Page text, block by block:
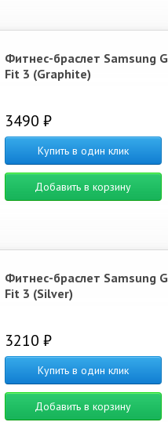
Фитнес-браслет Samsung
Fit 3 (Graphite)
3490 ₽
Купить в один клик
Добавить в корзину
Фитнес-браслет Samsung
Fit 3 (Silver)
3210 ₽
Купить в один клик
Добавить в корзину